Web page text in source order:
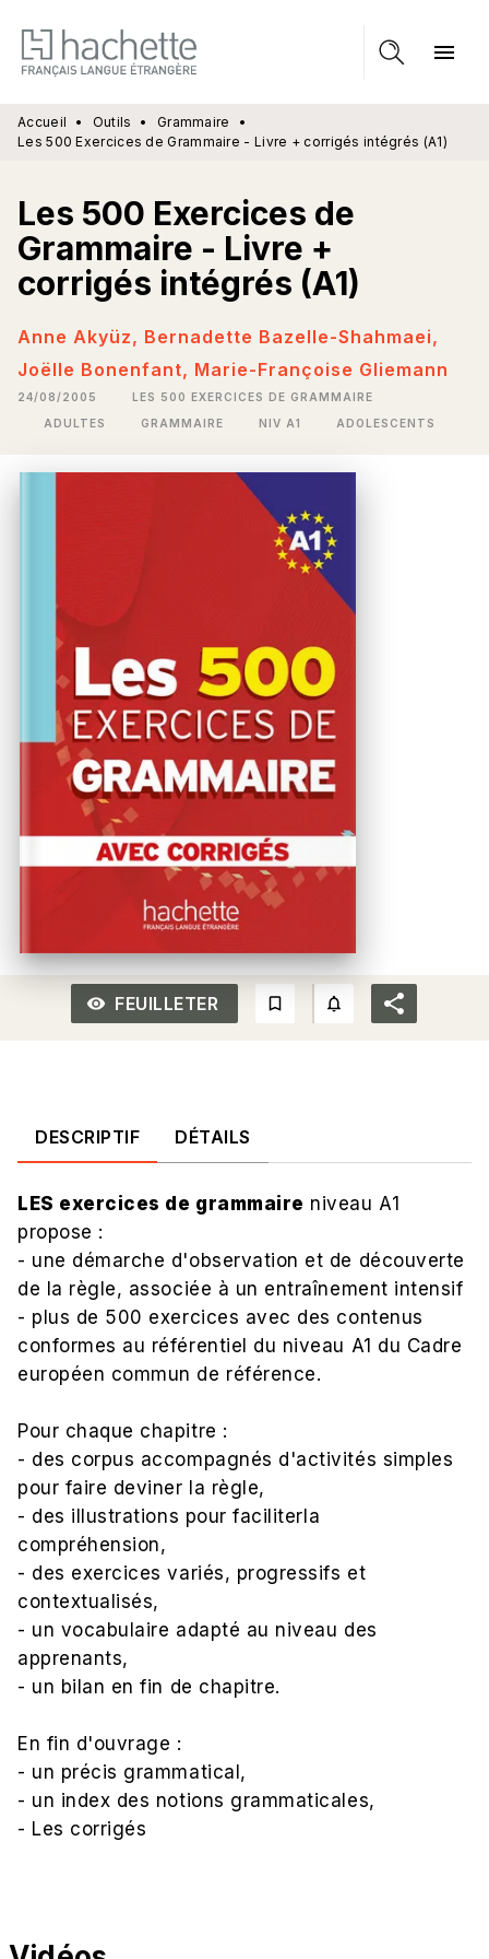
MENU RECHERCHE
CONTENU
PIED DE PAGE
menu
Accueil • Outils • Grammaire
•
Les 500 Exercices de Grammaire - Livre + corrigés intégrés (A1)
Les 500 Exercices de
Grammaire - Livre +
corrigés intégrés (A1)
Anne Akyüz, Bernadette Bazelle-Shahmaei,
Joëlle Bonenfant, Marie-Françoise Gliemann
24/08/2005 LES 500 EXERCICES DE GRAMMAIRE
ADULTES GRAMMAIRE NIV A1 ADOLESCENTS
remove_red_eye_outlined
FEUILLETER bookmark_border
DESCRIPTIF DÉTAILS
LES exercices de grammaire niveau A1
propose :
- une démarche d'observation et de découverte
de la règle, associée à un entraînement intensif
- plus de 500 exercices avec des contenus
conformes au référentiel du niveau A1 du Cadre
européen commun de référence.
Pour chaque chapitre :
- des corpus accompagnés d'activités simples
pour faire deviner la règle,
- des illustrations pour faciliterla
compréhension,
- des exercices variés, progressifs et
contextualisés,
- un vocabulaire adapté au niveau des
apprenants,
- un bilan en fin de chapitre.
En fin d'ouvrage :
- un précis grammatical,
- un index des notions grammaticales,
- Les corrigés